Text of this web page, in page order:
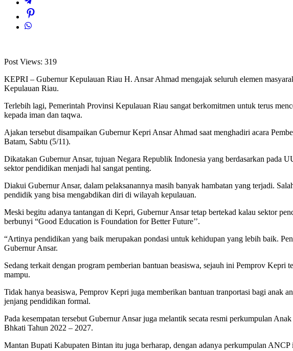
Post Views: 319
KEPRI – Gubernur Kepulauan Riau H. Ansar Ahmad mengajak seluruh elemen
Kepulauan Riau.
Terlebih lagi, Pemerintah Provinsi Kepulauan Riau sangat berkomitmen untuk terus
kepada iman dan taqwa.
Ajakan tersebut disampaikan Gubernur Kepri Ansar Ahmad saat menghadiri acara
Batam, Sabtu (5/11).
Dikatakan Gubernur Ansar, tujuan Negara Republik Indonesia yang berdasarkan pada
sektor pendidikan menjadi hal sangat penting.
Diakui Gubernur Ansar, dalam pelaksanannya masih banyak hambatan yang terjadi.
pendidik yang bisa mengabdikan diri di wilayah kepulauan.
Meski begitu adanya tantangan di Kepri, Gubernur Ansar tetap bertekad kalau sektor
berbunyi “Good Education is Foundation for Better Future’’.
“Artinya pendidikan yang baik merupakan pondasi untuk kehidupan yang lebih baik.
Gubernur Ansar.
Sedang terkait dengan program pemberian bantuan beasiswa, sejauh ini Pemprov
mampu.
Tidak hanya beasiswa, Pemprov Kepri juga memberikan bantuan tranportasi bagi anak
jenjang pendidikan formal.
Pada kesempatan tersebut Gubernur Ansar juga melantik secata resmi perkumpulan
Bhkati Tahun 2022 – 2027.
Mantan Bupati Kabupaten Bintan itu juga berharap, dengan adanya perkumpulan